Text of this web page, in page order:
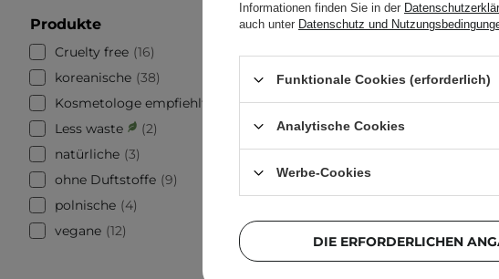
Produkte
Cruelty free 16
koreanische 38
Kosmetologe empfiehlt
Less waste
2
natürliche 3
ohne Duftstoffe 9
polnische
4
vegane 12
Informationen finden Sie in der
auch unter Datenschutz und
Funktionale Cookies (erforderlich)
Analytische Cookies
Werbe-Cookies
DIE ERFORDERLICHEN